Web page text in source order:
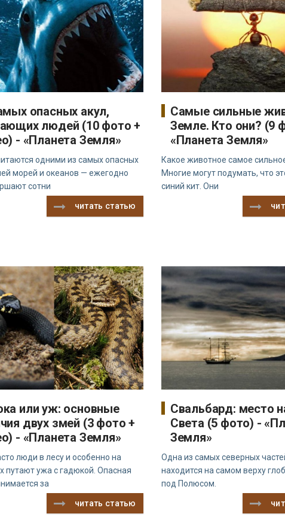
опасных акул,
людей (10 фото +
- «Планета Земля»
одними из самых опасных
морей и океанов — ежегодно
сотни
читать статью
Самые сильные
Земле. Кто они? (9
«Планета Земля»
Какое животное самое
Многие могут подумать, что
синий кит. Они
или уж: основные
двух змей (3 фото +
- «Планета Земля»
люди в лесу и особенно на
путают ужа с гадюкой. Опасная
за
читать статью
Свальбард: место
Света (5 фото) -
Земля»
Одна из самых северных
находится на самом верху
под Полюсом.